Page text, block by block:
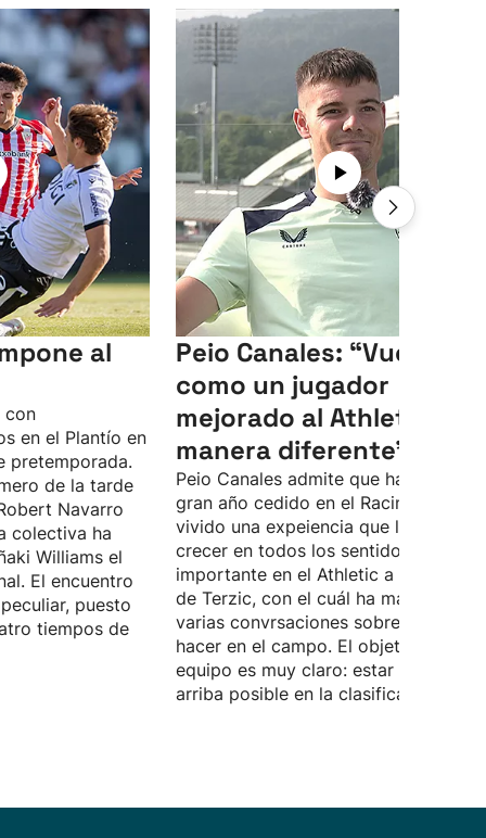
al
con
en el Plantío en
pretemporada.
de la tarde
Navarro
colectiva ha
Williams el
El encuentro
puesto
tiempos de
Peio Canales: “Vuelvo
como un jugador
mejorado al Athletic, de
manera diferente”
Peio Canales admite que ha pasado
gran año cedido en el Racing, donde
vivido una expeiencia que le ha
crecer en todos los sentidos. Quiere
importante en el Athletic a las
de Terzic, con el cuál ha mantenido
varias convrsaciones sobre lo que
hacer en el campo. El objetivo del
equipo es muy claro: estar lo más
arriba posible en la clasificación.